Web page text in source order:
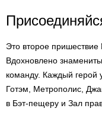
Это второе пришествие
Вдохновлено
команду. Каждый герой
Готэм, Метрополис,
в Бэт-пещеру и Зал